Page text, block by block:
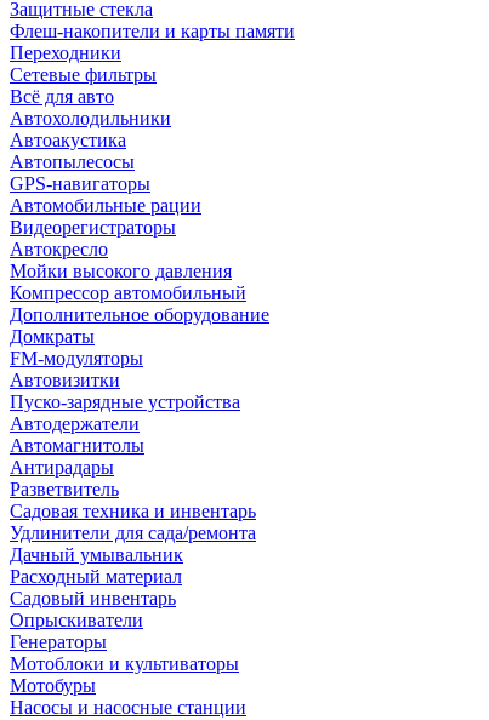
Защитные стекла
Флеш-накопители и карты памяти
Переходники
Сетевые фильтры
Всё для авто
Автохолодильники
Автоакустика
Автопылесосы
GPS-навигаторы
Автомобильные рации
Видеорегистраторы
Автокресло
Мойки высокого давления
Компрессор автомобильный
Дополнительное оборудование
Домкраты
FM-модуляторы
Автовизитки
Пуско-зарядные устройства
Автодержатели
Автомагнитолы
Антирадары
Разветвитель
Садовая техника и инвентарь
Удлинители для сада/ремонта
Дачный умывальник
Расходный материал
Садовый инвентарь
Опрыскиватели
Генераторы
Мотоблоки и культиваторы
Мотобуры
Насосы и насосные станции